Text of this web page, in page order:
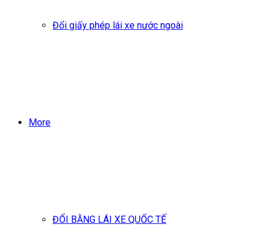
Đổi giấy phép lái xe nước ngoài
More
ĐỔI BẰNG LÁI XE QUỐC TẾ